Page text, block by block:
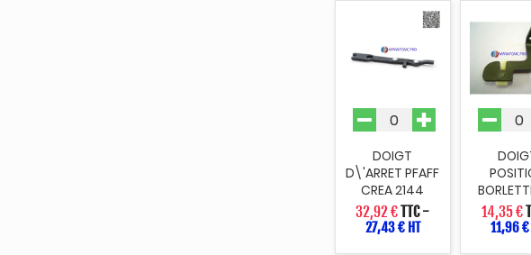
DOIGT
D\'ARRET PFAFF
CREA 2144
32,92 €TTC-
27,43 € HT
14,35 €
11,96 €